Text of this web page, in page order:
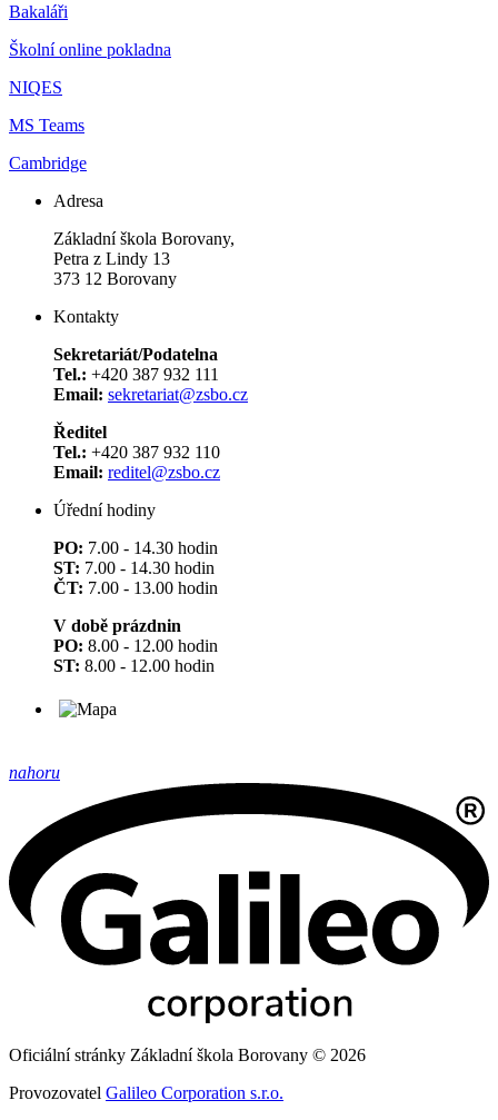
Bakaláři
Školní online pokladna
NIQES
MS Teams
Cambridge
Adresa
Základní škola Borovany,
Petra z Lindy 13
373 12 Borovany
Kontakty
Sekretariát/Podatelna
Tel.: +420 387 932 111
Email: sekretariat@zsbo.cz
Ředitel
Tel.: +420 387 932 110
Email: reditel@zsbo.cz
Úřední hodiny
PO: 7.00 - 14.30 hodin
ST: 7.00 - 14.30 hodin
ČT: 7.00 - 13.00 hodin
V době prázdnin
PO: 8.00 - 12.00 hodin
ST: 8.00 - 12.00 hodin
nahoru
Oficiální stránky Základní škola Borovany © 2026
Provozovatel Galileo Corporation s.r.o.